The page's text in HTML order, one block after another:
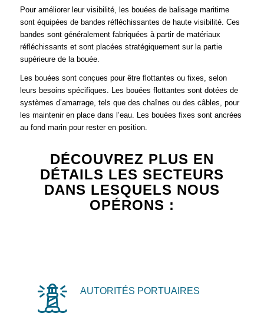
Pour améliorer leur visibilité, les bouées de balisage maritime
sont équipées de bandes réfléchissantes de haute visibilité. Ces
bandes sont généralement fabriquées à partir de matériaux
réfléchissants et sont placées stratégiquement sur la partie
supérieure de la bouée.
Les bouées sont conçues pour être flottantes ou fixes, selon
leurs besoins spécifiques. Les bouées flottantes sont dotées de
systèmes d’amarrage, tels que des chaînes ou des câbles, pour
les maintenir en place dans l’eau. Les bouées fixes sont ancrées
au fond marin pour rester en position.
DÉCOUVREZ PLUS EN
DÉTAILS LES SECTEURS
DANS LESQUELS NOUS
OPÉRONS :
AUTORITÉS PORTUAIRES